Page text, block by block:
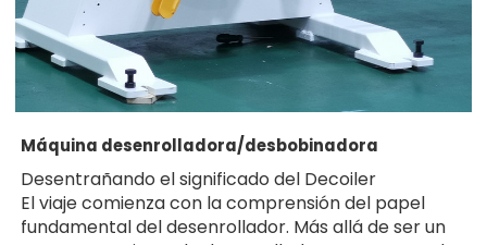
Máquina desenrolladora/desbobinadora
Desentrañando el significado del Decoiler
El viaje comienza con la comprensión del papel
fundamental del desenrollador. Más allá de ser un